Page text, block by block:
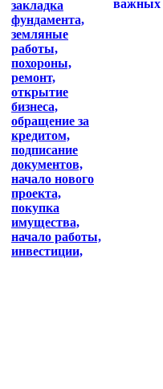
закладка
фундамента,
земляные
работы,
похороны,
ремонт,
открытие
бизнеса,
обращение за
кредитом,
подписание
документов,
начало нового
проекта,
покупка
имущества,
начало работы,
инвестиции,
важных